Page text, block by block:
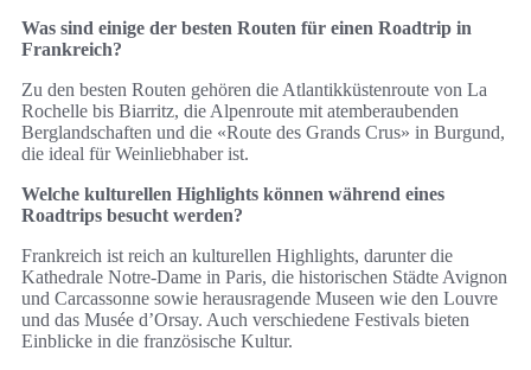
Was sind einige der besten Routen für einen Roadtrip in
Frankreich?
Zu den besten Routen gehören die Atlantikküstenroute von La
Rochelle bis Biarritz, die Alpenroute mit atemberaubenden
Berglandschaften und die «Route des Grands Crus» in Burgund,
die ideal für Weinliebhaber ist.
Welche kulturellen Highlights können während eines
Roadtrips besucht werden?
Frankreich ist reich an kulturellen Highlights, darunter die
Kathedrale Notre-Dame in Paris, die historischen Städte Avignon
und Carcassonne sowie herausragende Museen wie den Louvre
und das Musée d’Orsay. Auch verschiedene Festivals bieten
Einblicke in die französische Kultur.